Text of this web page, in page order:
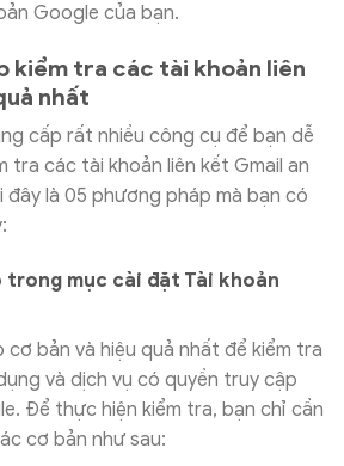
Google của bạn.
kiểm tra các tài khoản liên
nhất
cấp rất nhiều công cụ để bạn dễ
tra các tài khoản liên kết Gmail an
đây là 05 phương pháp mà bạn có
mục cài đặt Tài khoản
bản và hiệu quả nhất để kiểm tra
và dịch vụ có quyền truy cập
Để thực hiện kiểm tra, bạn chỉ cần
cơ bản như sau: